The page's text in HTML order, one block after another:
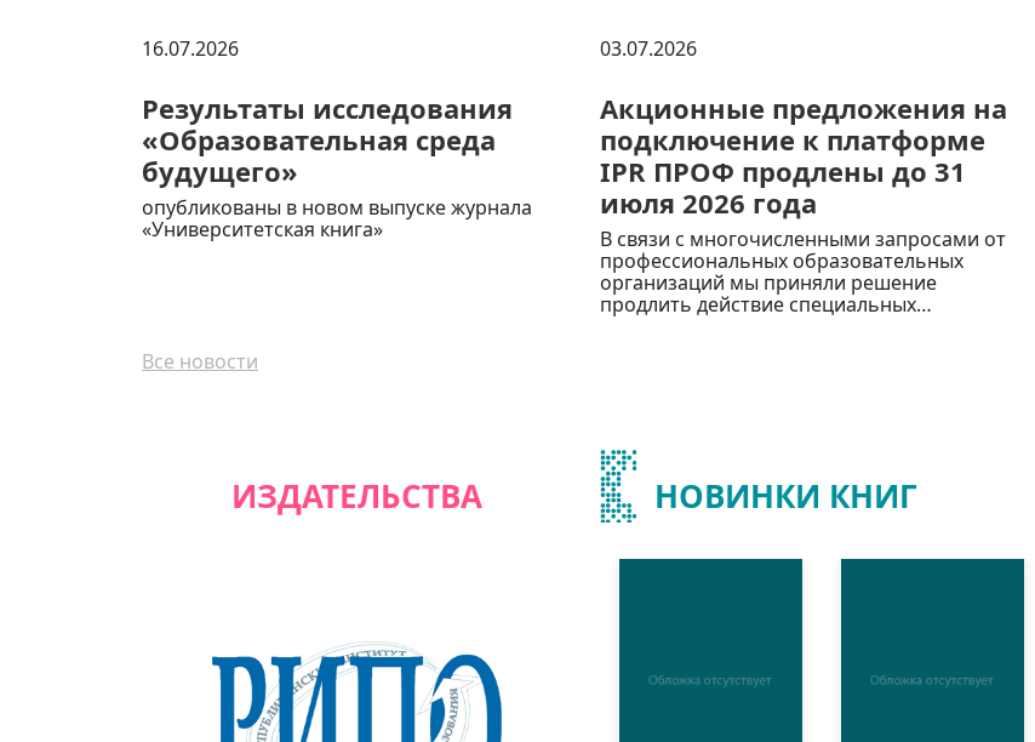
16.07.2026
Результаты исследования
«Образовательная среда
будущего»
опубликованы в новом выпуске журнала
«Университетская книга»
03.07.2026
Акционные предложения на
подключение к платформе
IPR ПРОФ продлены до 31
июля 2026 года
В связи с многочисленными запросами от
профессиональных образовательных
организаций мы приняли решение
продлить действие специальных…
Все новости
ИЗДАТЕЛЬСТВА НОВИНКИ КНИГ